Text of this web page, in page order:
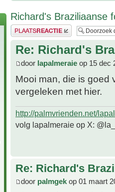
Richard's Braziliaanse
Plaats een reactie
Re: Richard's
door lapalmeraie op 15 dec
Mooi man, die is goed
vergeleken met hier.
http://palmvrienden.net/
volg lapalmeraie op X:
Re: Richard's
door palmgek op 01 maart